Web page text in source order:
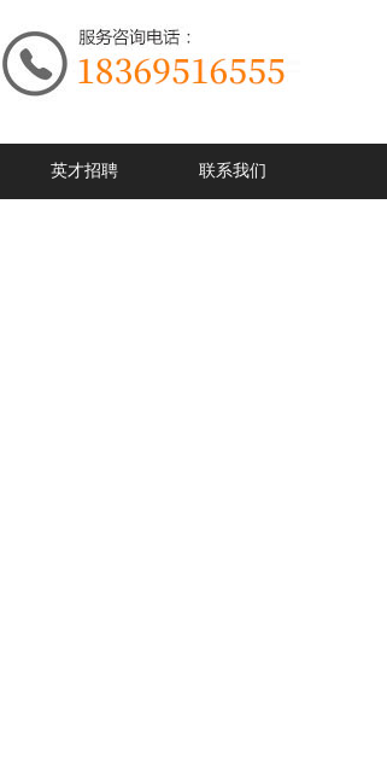
英才招聘 联系我们